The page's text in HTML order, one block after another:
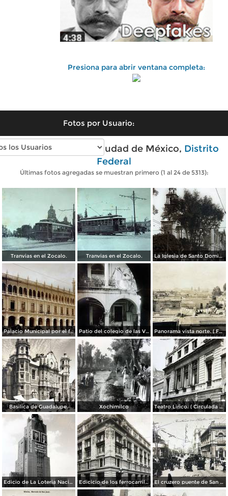
Presiona para abrir ventana completa:
Fotos por Usuario:
Fotos antiguas de Ciudad de México, Distrito
Federal
Últimas fotos agregadas se muestran primero (1 al 24 de 5313):
Tranvias en el Zocalo. Tranvias en el Zocalo. La Iglesia de Santo Domingo.
Palacio Municipal por el fotografo Hugo Brehme.. Patio del colegio de las Vizcainas por el fotografo Hugo Brehme. Panorama vista norte. ( Fechada el 20 de Junio de 1905 ).
Basilica de Guadalupe. Xochimilco Teatro Lirico. ( Circulada el 1 de Agosto de 1926 ).
Edicio de La Loteria Nacional Ciudad de México Abril de 1964 Edicicio de los ferrocarriles. El cruzero puente de San Francisco y Guardiola por el fotografo Felix Miret.